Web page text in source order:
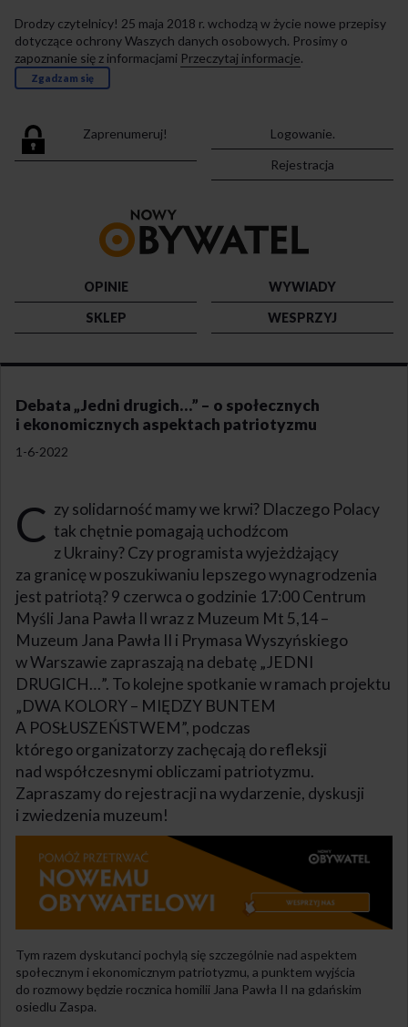
Drodzy czytelnicy! 25 maja 2018 r. wchodzą w życie nowe przepisy
dotyczące ochrony Waszych danych osobowych. Prosimy o
zapoznanie się z informacjami Przeczytaj informacje.
Zgadzam się
Zaprenumeruj!
Logowanie.
Rejestracja
strony
OPINIE
WYWIADY
SKLEP
WESPRZYJ
Debata „Jedni drugich…” – o społecznych
i ekonomicznych aspektach patriotyzmu
1-6-2022
C zy solidarność mamy we krwi? Dlaczego Polacy
tak chętnie pomagają uchodźcom
z Ukrainy? Czy programista wyjeżdżający
za granicę w poszukiwaniu lepszego wynagrodzenia
jest patriotą? 9 czerwca o godzinie 17:00 Centrum
Myśli Jana Pawła II wraz z Muzeum Mt 5,14 –
Muzeum Jana Pawła II i Prymasa Wyszyńskiego
w Warszawie zapraszają na debatę „JEDNI
DRUGICH…”. To kolejne spotkanie w ramach projektu
„DWA KOLORY – MIĘDZY BUNTEM
A POSŁUSZEŃSTWEM”, podczas
którego organizatorzy zachęcają do refleksji
nad współczesnymi obliczami patriotyzmu.
Zapraszamy do rejestracji na wydarzenie, dyskusji
i zwiedzenia muzeum!
Tym razem dyskutanci pochylą się szczególnie nad aspektem
społecznym i ekonomicznym patriotyzmu, a punktem wyjścia
do rozmowy będzie rocznica homilii Jana Pawła II na gdańskim
osiedlu Zaspa.